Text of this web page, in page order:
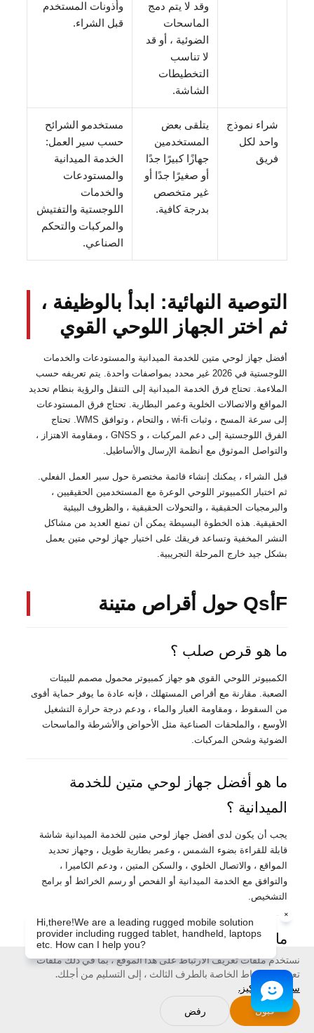
وقد لا يتم دمج
الماسحات
الضوئية ، أو قد
لا تناسب
التخطيطات
الشاشة.
وأذونات المستخدم
قبل الشراء.
شراء نموذج
واحد لكل
فريق
يتلقى بعض
المستخدمين
جهازًا كبيرًا جدًا
أو صغيرًا جدًا أو
غير متخصص
بدرجة كافية.
مستخدمو الشرائح
حسب سير العمل:
الخدمة الميدانية
والمستودعات
والخدمات
اللوجستية والتفتيش
والمركبات والتحكم
الصناعي.
التوصية النهائية: ابدأ بالوظيفة ،
ثم اختر الجهاز اللوحي القوي
أفضل جهاز لوحي متين للخدمة الميدانية والمستودعات والخدمات
اللوجستية في 2026 غير محدد بمواصفات واحدة. يتم تعريفه حسب
الملاءمة. تحتاج فرق الخدمة الميدانية إلى التنقل والرؤية بنظام تحديد
المواقع والاتصالات الخلوية وعمر البطارية. تحتاج فرق المستودعات
إلى سرعة المسح ، وثبات wi-fi ، والتحام ، وتوافق WMS. تحتاج
الفرق اللوجستية إلى دعم المركبات ، و GNSS ، ومقاومة الاهتزاز ،
والتواصل الموثوق مع أنظمة الإرسال والأساطيل.
قبل الشراء ، يمكنك إنشاء قائمة مختصرة حول سير العمل الفعلي.
ثم اختبار الكمبيوتر اللوحي الوعرة مع المستخدمين الحقيقيين ،
والبرمجيات الحقيقية ، والتحولات الحقيقية ، والظروف البيئية
الحقيقية. هذه الخطوة البسيطة يمكن أن تمنع العديد من مشاكل
النشر المخفية وتساعد فريقك على اختيار جهاز لوحي متين يعمل
بشكل جيد خارج المرحلة التجريبية.
FأQs حول أقراص متينة
ما هو قرص صلب ؟
الكمبيوتر اللوحي القوي هو جهاز كمبيوتر محمول مصمم للبيئات
الصعبة. مقارنة مع أقراص المستهلك ، فإنه عادة ما يوفر حماية أقوى
من السقوط ، ومقاومة الغبار والماء ، ودعم درجة حرارة التشغيل
الأوسع ، والملحقات الصناعية مثل الأحواض والأشرطة والماسحات
الضوئية وشحن المركبات.
ما هو أفضل جهاز لوحي متين للخدمة
الميدانية ؟
يجب أن يكون لدى أفضل جهاز لوحي متين للخدمة الميدانية شاشة
قابلة للقراءة بضوء الشمس ، وعمر بطارية طويل ، وجهاز تحديد
المواقع ، والاتصال الخلوي ، والسكن المتين ، ودعم الكاميرا ،
والتوافق مع الخدمة الميدانية أو الفحص أو رسم الخرائط أو برامج
التشخيص.
ما هو أفضل جهاز لوحي متين لأعمال
المستودعات ؟
إذا كان العمل في الغالب مسحًا عالي التردد ، فقم بمقارنة الأجهزة
نستخدم ملفات تعريف الارتباط على هذا الموقع ، بما في ذلك ملفات
تعريف الارتباط الخاصة بالطرف الثالث ، إلى التسليم من أجلك.
سياسة الكوكيز.
قبول رفض